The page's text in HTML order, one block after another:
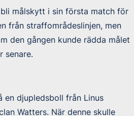
målskytt i sin första match för
från straffområdeslinjen, men
den gången kunde rädda målet
senare.
djupledsboll från Linus
Watters. När denne skulle